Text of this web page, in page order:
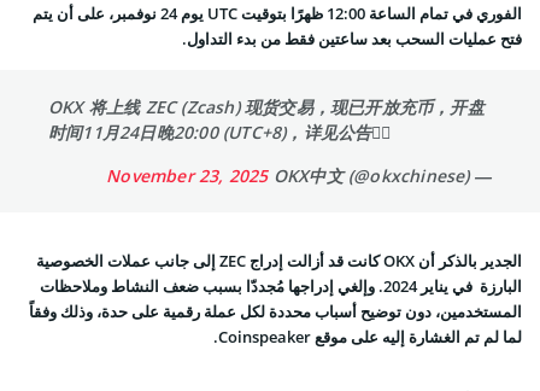
الفوري في تمام الساعة 12:00 ظهرًا بتوقيت UTC يوم 24 نوفمبر، على أن يتم
فتح عمليات السحب بعد ساعتين فقط من بدء التداول.
OKX 将上线 ZEC (Zcash) 现货交易，现已开放充币，开盘
时间11月24日晚20:00 (UTC+8)，详见公告👇🏻
— OKX中文 (@okxchinese)
November 23, 2025
الجدير بالذكر أن OKX كانت قد أزالت إدراج ZEC إلى جانب عملات الخصوصية
البارزة في يناير 2024. وإلغي إدراجها مُجددّا بسبب ضعف النشاط وملاحظات
المستخدمين، دون توضيح أسباب محددة لكل عملة رقمية على حدة، وذلك وفقاً
لما لم تم الغشارة إليه على موقع Coinspeaker.